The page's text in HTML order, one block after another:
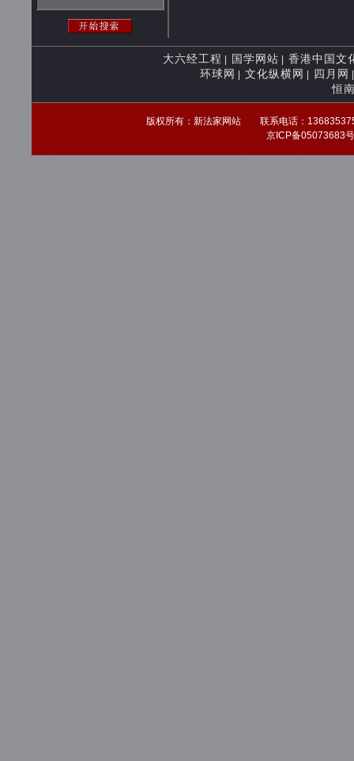
大六经工程 国学网站
香港中国文
环球网
文化纵横网 四月网
恒
版权所有：新法家网站 联系电话：
京ICP备